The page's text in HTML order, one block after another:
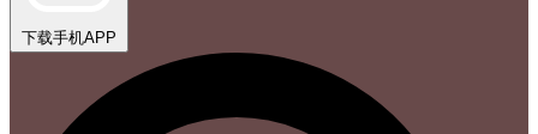
下载手机APP